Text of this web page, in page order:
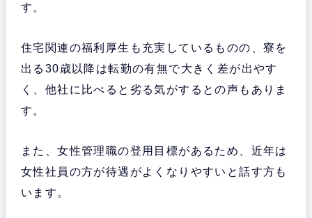
す。
住宅関連の福利厚生も充実しているものの、寮を
出る30歳以降は転勤の有無で大きく差が出やす
く、他社に比べると劣る気がするとの声もありま
す。
また、女性管理職の登用目標があるため、近年は
女性社員の方が待遇がよくなりやすいと話す方も
います。